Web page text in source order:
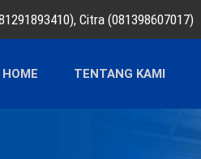
Citra (081398607017)
HOME TENTANG KAMI